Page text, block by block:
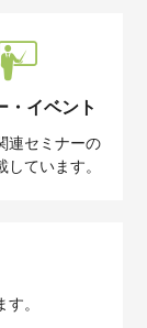
・イベント
連セミナーの
しています。
。